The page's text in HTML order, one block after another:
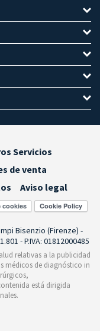
Servicios
de venta
Aviso legal
cookies
Bisenzio (Firenze) -
- P.IVA: 01812000485
relativas a la publicidad
médicos de diagnóstico in
está dirigida